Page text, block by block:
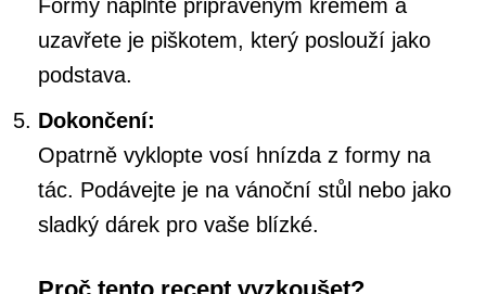
Formy naplňte připraveným krémem a
uzavřete je piškotem, který poslouží jako
podstava.
Dokončení:
Opatrně vyklopte vosí hnízda z formy na
tác. Podávejte je na vánoční stůl nebo jako
sladký dárek pro vaše blízké.